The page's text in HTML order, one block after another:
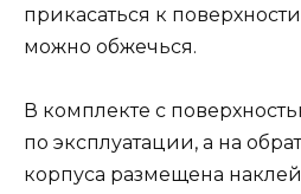
прикасаться к
можно обжечься.
В комплекте с
по эксплуатации, а на
корпуса размещена